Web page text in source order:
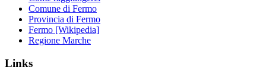
Comune di Fermo
Provincia di Fermo
Fermo [Wikipedia]
Regione Marche
Links